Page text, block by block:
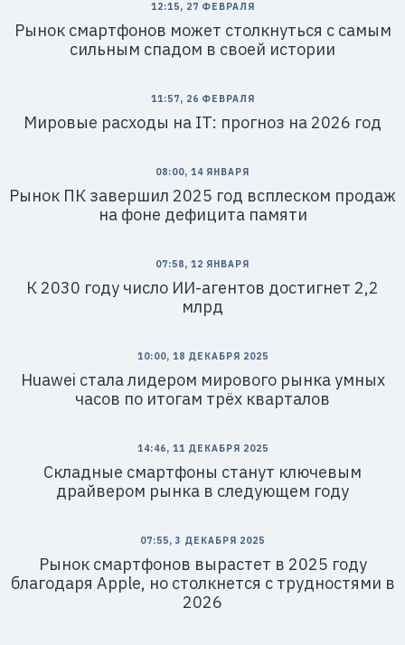
12:15, 27 ФЕВРАЛЯ
Рынок смартфонов может столкнуться с самым
сильным спадом в своей истории
11:57, 26 ФЕВРАЛЯ
Мировые расходы на IT: прогноз на 2026 год
08:00, 14 ЯНВАРЯ
Рынок ПК завершил 2025 год всплеском продаж
на фоне дефицита памяти
07:58, 12 ЯНВАРЯ
К 2030 году число ИИ-агентов достигнет 2,2
млрд
10:00, 18 ДЕКАБРЯ 2025
Huawei стала лидером мирового рынка умных
часов по итогам трёх кварталов
14:46, 11 ДЕКАБРЯ 2025
Складные смартфоны станут ключевым
драйвером рынка в следующем году
07:55, 3 ДЕКАБРЯ 2025
Рынок смартфонов вырастет в 2025 году
благодаря Apple, но столкнется с трудностями в
2026